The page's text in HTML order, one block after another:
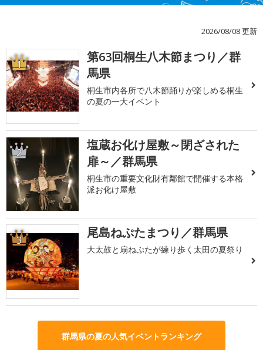
2026/08/08 更新
1
第63回桐生八木節まつり／群
馬県
桐生市内各所で八木節踊りが楽しめる桐生
の夏の一大イベント
2
塩蔵お化け屋敷～閉ざされた
扉～／群馬県
桐生市の重要文化財有鄰館で開催する本格
派お化け屋敷
3 尾島ねぷたまつり／群馬県
大太鼓と扇ねぷたが練り歩く太田の夏祭り
群馬県の夏の人気イベントランキング